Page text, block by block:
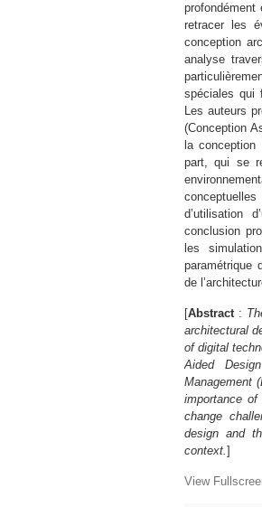
retracer les
conception
analyse
spéciales qui
Les auteurs
(Conception
la conception
part, qui se
d’utilisation
conclusion
les
paramétrique
de
[Abstract:
architectural
of digital
Aided
Management
importance
change
design and
context.]
View